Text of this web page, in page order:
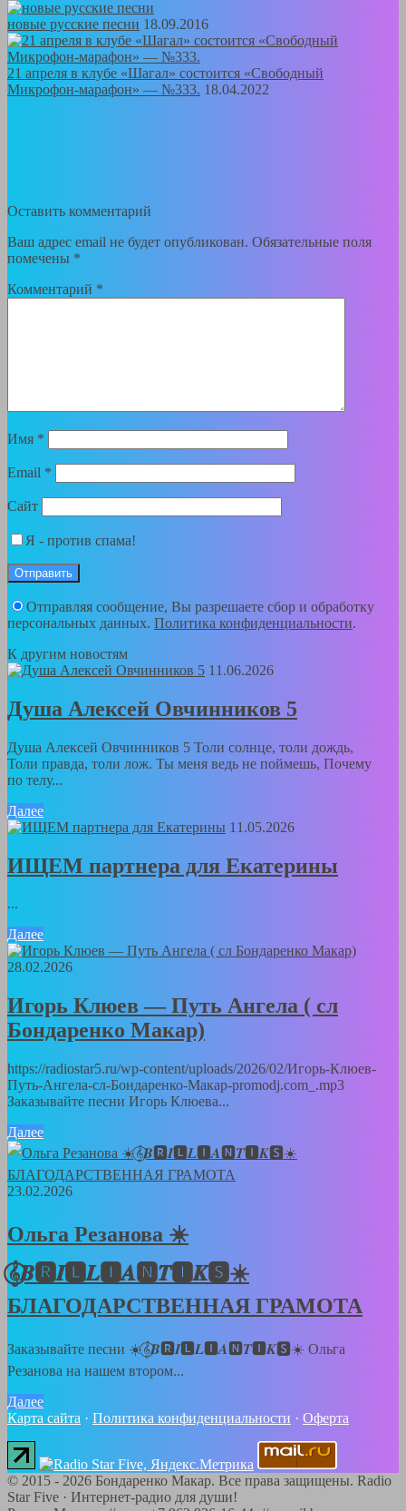
новые русские песни 18.09.2016
21 апреля в клубе «Шагал» состоится «Свободный
Микрофон-марафон» — №333. 18.04.2022
Оставить комментарий
Ваш адрес email не будет опубликован. Обязательные поля
помечены *
Комментарий *
Имя *
Email *
Сайт
Я - против спама!
Отправляя сообщение, Вы разрешаете сбор и обработку
персональных данных. Политика конфиденциальности.
К другим новостям
11.06.2026
Душа Алексей Овчинников 5
Душа Алексей Овчинников 5 Толи солнце, толи дождь,
Толи правда, толи лож. Ты меня ведь не поймешь, Почему
по телу...
Далее
11.05.2026
ИЩЕМ партнера для Екатерины
...
Далее
28.02.2026
Игорь Клюев — Путь Ангела ( сл
Бондаренко Макар)
https://radiostar5.ru/wp-content/uploads/2026/02/Игорь-Клюев-
Путь-Ангела-сл-Бондаренко-Макар-promodj.com_.mp3
Заказывайте песни Игорь Клюева...
Далее
23.02.2026
Ольга Резанова ☀️
𝄞⃝𝑩🆁𝑰🅻𝑳🅸𝑨🅽𝑻🅸𝑲🆂☀️
БЛАГОДАРСТВЕННАЯ ГРАМОТА
Заказывайте песни ☀️𝄞⃝𝑩🆁𝑰🅻𝑳🅸𝑨🅽𝑻🅸𝑲🆂☀️ Ольга
Резанова на нашем втором...
Далее
Карта сайта · Политика конфиденциальности · Оферта
© 2015 - 2026 Бондаренко Макар. Все права защищены. Radio
Star Five · Интернет-радио для души!